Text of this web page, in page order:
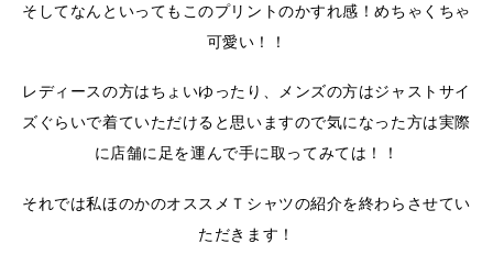
そしてなんといってもこのプリントのかすれ感！めちゃくちゃ
可愛い！！
レディースの方はちょいゆったり、メンズの方はジャストサイ
ズぐらいで着ていただけると思いますので気になった方は実際
に店舗に足を運んで手に取ってみては！！
それでは私ほのかのオススメＴシャツの紹介を終わらさせてい
ただきます！